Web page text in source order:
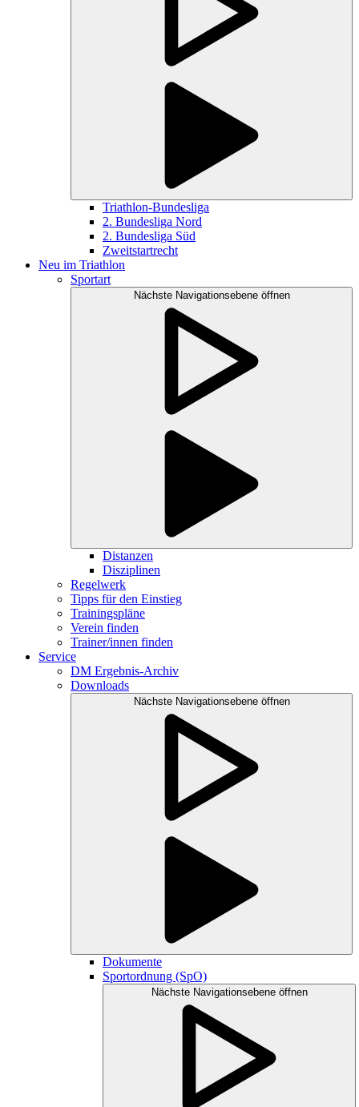
Triathlon-Bundesliga
2. Bundesliga Nord
2. Bundesliga Süd
Zweitstartrecht
Neu im Triathlon
Sportart
Nächste Navigationsebene öffnen
Distanzen
Disziplinen
Regelwerk
Tipps für den Einstieg
Trainingspläne
Verein finden
Trainer/innen finden
Service
DM Ergebnis-Archiv
Downloads
Nächste Navigationsebene öffnen
Dokumente
Sportordnung (SpO)
Nächste Navigationsebene öffnen